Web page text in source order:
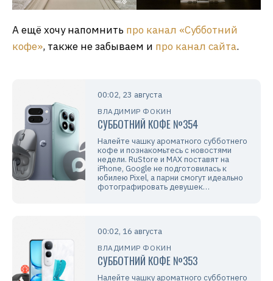
А ещё хочу напомнить про канал «Субботний
кофе», также не забываем и про канал сайта.
00:02, 23 августа
ВЛАДИМИР ФОКИН
СУББОТНИЙ КОФЕ №354
Налейте чашку ароматного субботнего
кофе и познакомьтесь с новостями
недели. RuStore и МАХ поставят на
iPhone, Google не подготовилась к
юбилею Pixel, а парни смогут идеально
фотографировать девушек…
00:02, 16 августа
ВЛАДИМИР ФОКИН
СУББОТНИЙ КОФЕ №353
Налейте чашку ароматного субботнего